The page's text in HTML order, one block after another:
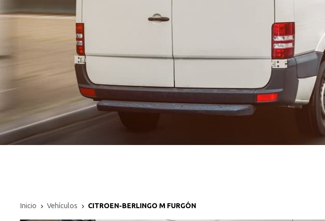
Inicio Vehículos CITROEN-BERLINGO M FURGÓN